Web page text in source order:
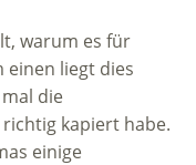
warum es für
liegt dies
die
richtig kapiert habe.
einige